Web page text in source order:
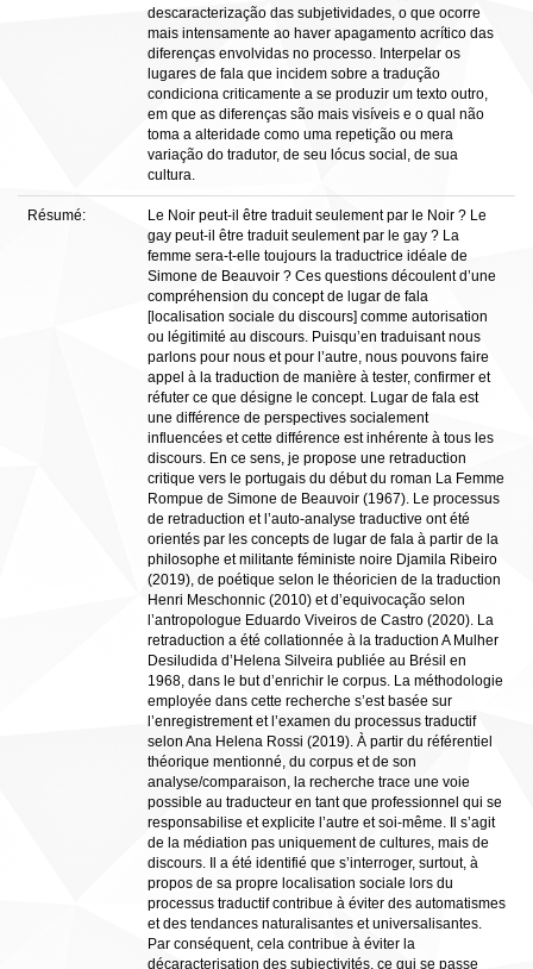
descaracterização das subjetividades, o que ocorre
mais intensamente ao haver apagamento acrítico das
diferenças envolvidas no processo. Interpelar os
lugares de fala que incidem sobre a tradução
condiciona criticamente a se produzir um texto outro,
em que as diferenças são mais visíveis e o qual não
toma a alteridade como uma repetição ou mera
variação do tradutor, de seu lócus social, de sua
cultura.
Résumé:
Le Noir peut-il être traduit seulement par le Noir ? Le
gay peut-il être traduit seulement par le gay ? La
femme sera-t-elle toujours la traductrice idéale de
Simone de Beauvoir ? Ces questions découlent d’une
compréhension du concept de lugar de fala
[localisation sociale du discours] comme autorisation
ou légitimité au discours. Puisqu’en traduisant nous
parlons pour nous et pour l’autre, nous pouvons faire
appel à la traduction de manière à tester, confirmer et
réfuter ce que désigne le concept. Lugar de fala est
une différence de perspectives socialement
influencées et cette différence est inhérente à tous les
discours. En ce sens, je propose une retraduction
critique vers le portugais du début du roman La Femme
Rompue de Simone de Beauvoir (1967). Le processus
de retraduction et l’auto-analyse traductive ont été
orientés par les concepts de lugar de fala à partir de la
philosophe et militante féministe noire Djamila Ribeiro
(2019), de poétique selon le théoricien de la traduction
Henri Meschonnic (2010) et d’equivocação selon
l’antropologue Eduardo Viveiros de Castro (2020). La
retraduction a été collationnée à la traduction A Mulher
Desiludida d’Helena Silveira publiée au Brésil en
1968, dans le but d’enrichir le corpus. La méthodologie
employée dans cette recherche s’est basée sur
l’enregistrement et l’examen du processus traductif
selon Ana Helena Rossi (2019). À partir du référentiel
théorique mentionné, du corpus et de son
analyse/comparaison, la recherche trace une voie
possible au traducteur en tant que professionnel qui se
responsabilise et explicite l’autre et soi-même. Il s’agit
de la médiation pas uniquement de cultures, mais de
discours. Il a été identifié que s’interroger, surtout, à
propos de sa propre localisation sociale lors du
processus traductif contribue à éviter des automatismes
et des tendances naturalisantes et universalisantes.
Par conséquent, cela contribue à éviter la
décaracterisation des subjectivités, ce qui se passe